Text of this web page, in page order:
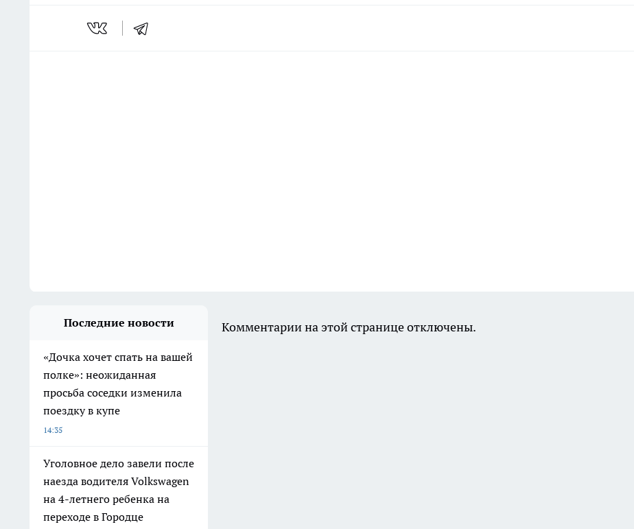
Последние новости
«Дочка хочет спать на вашей
полке»: неожиданная
просьба соседки изменила
поездку в купе
14:35
Уголовное дело завели после
наезда водителя Volkswagen
на 4-летнего ребенка на
переходе в Городце
Комментарии на этой странице отключены.